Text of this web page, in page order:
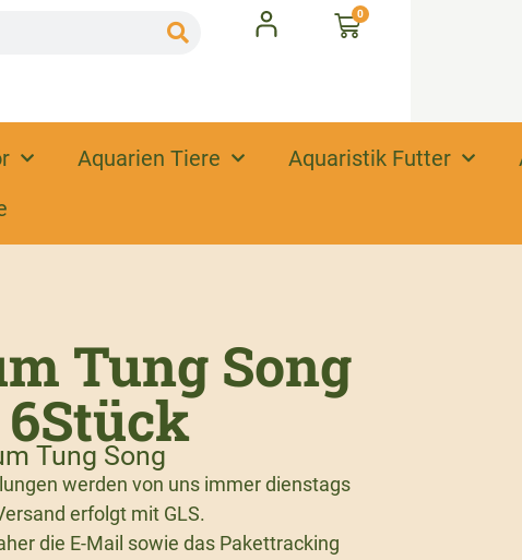
0
Aquarien Tiere Aquaristik Futter
Tung Song
Tung Song
werden von uns immer dienstags
erfolgt mit GLS.
die E-Mail sowie das Pakettracking